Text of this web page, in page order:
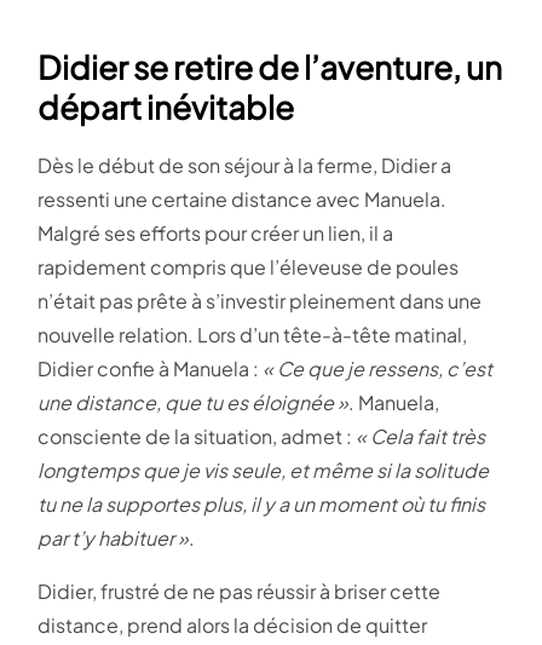
Didier se retire de l’aventure, un
départ inévitable
Dès le début de son séjour à la ferme, Didier a
ressenti une certaine distance avec Manuela.
Malgré ses efforts pour créer un lien, il a
rapidement compris que l’éleveuse de poules
n’était pas prête à s’investir pleinement dans une
nouvelle relation. Lors d’un tête-à-tête matinal,
Didier confie à Manuela : « Ce que je ressens, c’est
une distance, que tu es éloignée ». Manuela,
consciente de la situation, admet : « Cela fait très
longtemps que je vis seule, et même si la solitude
tu ne la supportes plus, il y a un moment où tu finis
par t’y habituer »​.
Didier, frustré de ne pas réussir à briser cette
distance, prend alors la décision de quitter